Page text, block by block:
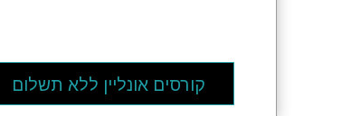
קורסים אונליין ללא תשלום